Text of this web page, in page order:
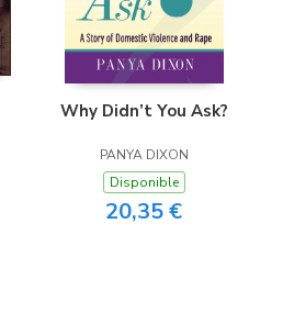
Why Didn’t You Ask?
PANYA DIXON
Disponible
20,35 €